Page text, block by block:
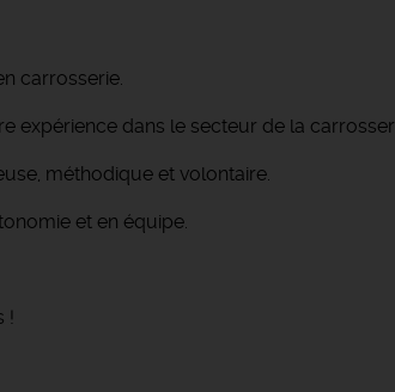
carrosserie.
expérience dans le secteur de la
méthodique et volontaire.
et en équipe.
!